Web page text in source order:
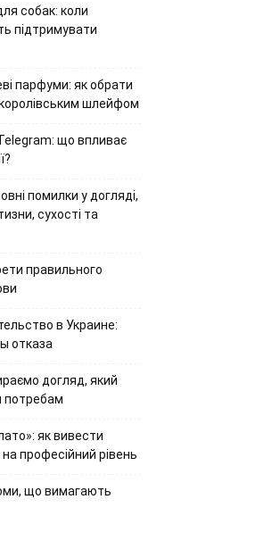
собак: коли
підтримувати
парфуми: як обрати
шлейфом
що впливає
помилки у догляді,
сухості та
правильного
в Украине:
отказа
догляд, який
потребам
як вивести
професійний рівень
що вимагають